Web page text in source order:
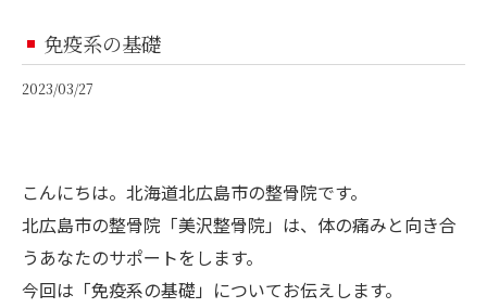
免疫系の基礎
2023/03/27
こんにちは。北海道北広島市の整骨院です。
北広島市の整骨院「美沢整骨院」は、体の痛みと向き合
うあなたのサポートをします。
今回は「免疫系の基礎」についてお伝えします。